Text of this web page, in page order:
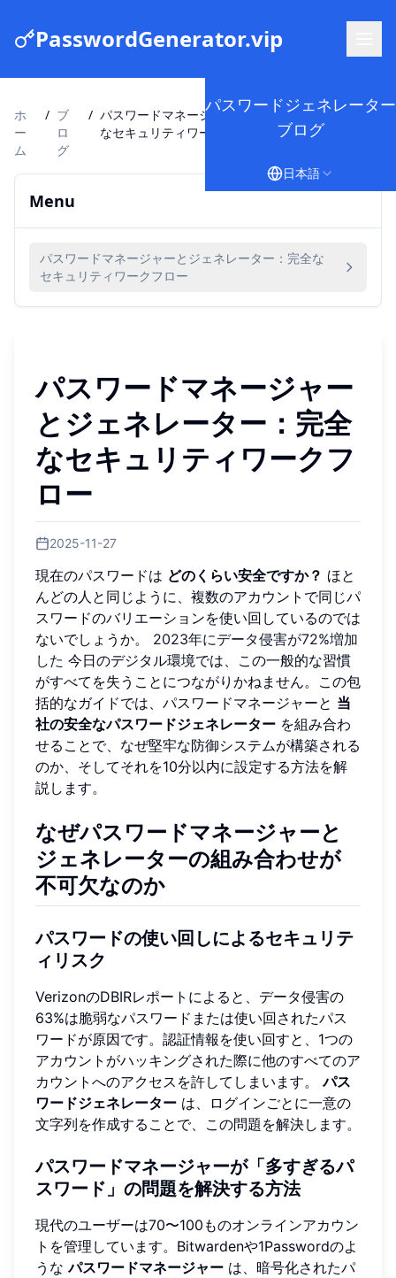
PasswordGenerator.vip
パスワードジェネレーター
ブログ
日本語
ホ
ー
ム
/ ブ
ロ
グ
/ パスワードマネージャーとジェネレーター：完全
なセキュリティワークフロー
Menu
パスワードマネージャーとジェネレーター：完全な
セキュリティワークフロー
パスワードマネージャー
とジェネレーター：完全
なセキュリティワークフ
ロー
2025-11-27
現在のパスワードは どのくらい安全ですか？ ほと
んどの人と同じように、複数のアカウントで同じパ
スワードのバリエーションを使い回しているのでは
ないでしょうか。 2023年にデータ侵害が72%増加
した 今日のデジタル環境では、この一般的な習慣
がすべてを失うことにつながりかねません。この包
括的なガイドでは、パスワードマネージャーと 当
社の安全なパスワードジェネレーター を組み合わ
せることで、なぜ堅牢な防御システムが構築される
のか、そしてそれを10分以内に設定する方法を解
説します。
なぜパスワードマネージャーと
ジェネレーターの組み合わせが
不可欠なのか
パスワードの使い回しによるセキュリテ
ィリスク
VerizonのDBIRレポートによると、データ侵害の
63%は脆弱なパスワードまたは使い回されたパス
ワードが原因です。認証情報を使い回すと、1つの
アカウントがハッキングされた際に他のすべてのア
カウントへのアクセスを許してしまいます。パス
ワードジェネレーター は、ログインごとに一意の
文字列を作成することで、この問題を解決します。
パスワードマネージャーが「多すぎるパ
スワード」の問題を解決する方法
現代のユーザーは70〜100ものオンラインアカウン
トを管理しています。Bitwardenや1Passwordのよ
うなパスワードマネージャー は、暗号化されたパ